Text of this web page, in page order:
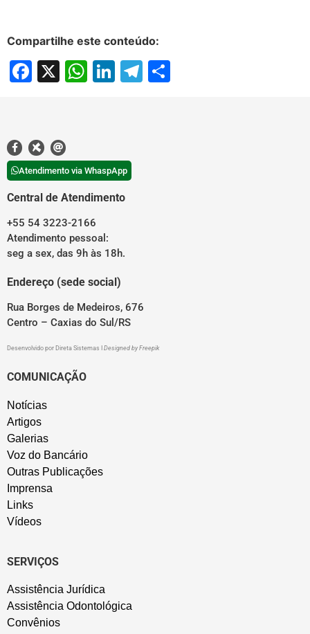
Compartilhe este conteúdo:
Facebook
X WhatsApp
LinkedIn
Telegram
Atendimento via WhaspApp
Central de Atendimento
+55 54 3223-2166
Atendimento pessoal:
seg a sex, das 9h às 18h.
Endereço (sede social)
Rua Borges de Medeiros, 676
Centro – Caxias do Sul/RS
Desenvolvido por Direta Sistemas Designed by Freepik
COMUNICAÇÃO
Notícias
Artigos
Galerias
Voz do Bancário
Outras Publicações
Imprensa
Links
Vídeos
SERVIÇOS
Assistência Jurídica
Assistência Odontológica
Convênios